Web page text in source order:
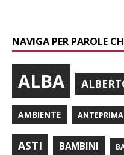
NAVIGA PER PAROLE
ALBA
AMBIENTE ANTEPRIMA
ASTI BAMBINI